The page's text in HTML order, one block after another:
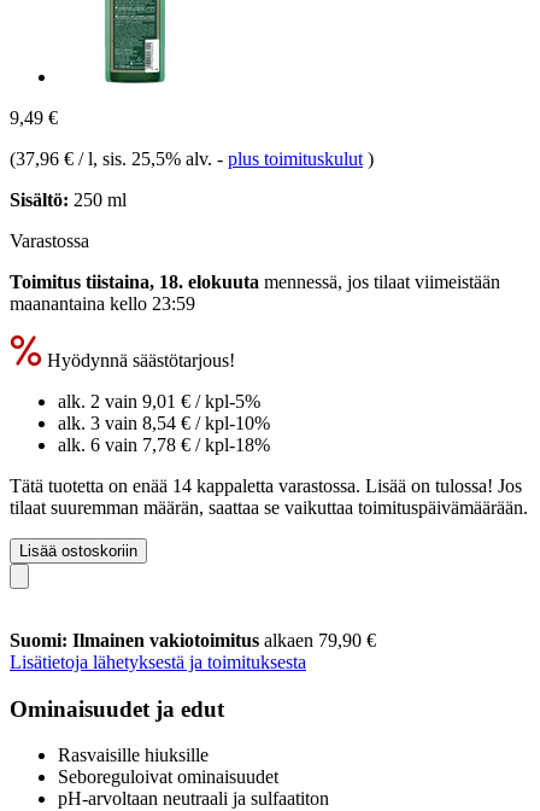
9,49 €
(37,96 € / l, sis. 25,5% alv. - plus toimituskulut )
Sisältö: 250 ml
Varastossa
Toimitus tiistaina, 18. elokuuta mennessä, jos tilaat viimeistään
maanantaina kello 23:59
Hyödynnä säästötarjous!
alk. 2 vain 9,01 € / kpl-5%
alk. 3 vain 8,54 € / kpl-10%
alk. 6 vain 7,78 € / kpl-18%
Tätä tuotetta on enää 14 kappaletta varastossa. Lisää on tulossa! Jos
tilaat suuremman määrän, saattaa se vaikuttaa toimituspäivämäärään.
Lisää ostoskoriin
Suomi: Ilmainen vakiotoimitus alkaen 79,90 €
Lisätietoja lähetyksestä ja toimituksesta
Ominaisuudet ja edut
Rasvaisille hiuksille
Seboreguloivat ominaisuudet
pH-arvoltaan neutraali ja sulfaatiton